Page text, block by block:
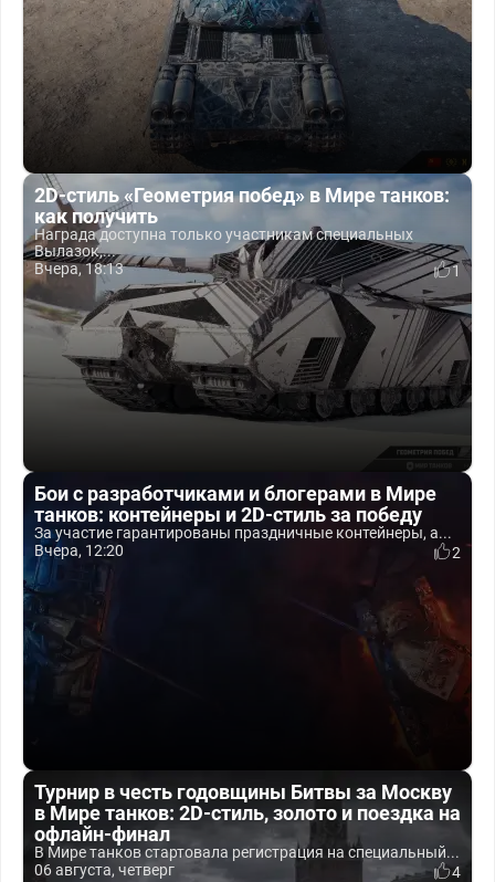
2D-стиль «Геометрия побед» в Мире танков:
как получить
Награда доступна только участникам специальных
Вылазок,...
Вчера, 18:13
1
Бои с разработчиками и блогерами в Мире
танков: контейнеры и 2D-стиль за победу
За участие гарантированы праздничные контейнеры, а...
Вчера, 12:20
2
Турнир в честь годовщины Битвы за Москву
в Мире танков: 2D-стиль, золото и поездка на
офлайн-финал
В Мире танков стартовала регистрация на специальный...
06 августа, четверг
4